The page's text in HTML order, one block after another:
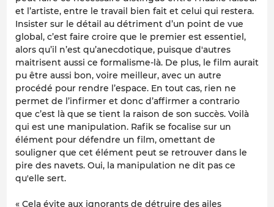
et l’artiste, entre le travail bien fait et celui qui restera.
Insister sur le détail au détriment d’un point de vue
global, c’est faire croire que le premier est essentiel,
alors qu’il n’est qu’anecdotique, puisque d'autres
maitrisent aussi ce formalisme-là. De plus, le film aurait
pu être aussi bon, voire meilleur, avec un autre
procédé pour rendre l’espace. En tout cas, rien ne
permet de l’infirmer et donc d’affirmer a contrario
que c’est là que se tient la raison de son succès. Voilà
qui est une manipulation. Rafik se focalise sur un
élément pour défendre un film, omettant de
souligner que cet élément peut se retrouver dans le
pire des navets. Oui, la manipulation ne dit pas ce
qu'elle sert.
« Cela évite aux ignorants de détruire des ailes